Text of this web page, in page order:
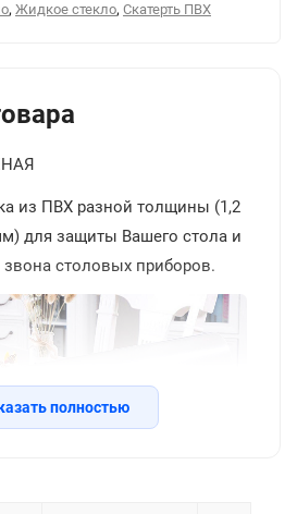
, Жидкое стекло, Скатерть ПВХ
из ПВХ разной толщины (1,2
для защиты Вашего стола и
звона столовых приборов.
полностью